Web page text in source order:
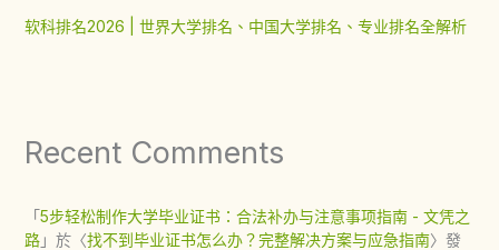
软科排名2026 | 世界大学排名、中国大学排名、专业排名全解析
Recent Comments
「5步轻松制作大学毕业证书：合法补办与注意事项指南 - 文凭之
路」於〈找不到毕业证书怎么办？完整解决方案与应急指南〉發